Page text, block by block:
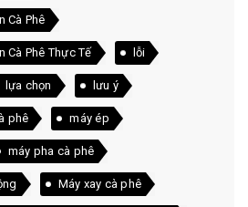
Cà Phê
Cà Phê Thực Tế lỗi
lựa chọn lưu ý
phê máy ép
máy pha cà phê
Máy xay cà phê